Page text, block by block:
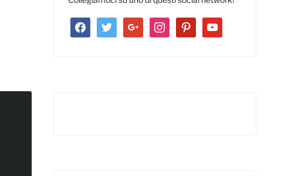
facebooktwitter google instagrampinterestyoutube